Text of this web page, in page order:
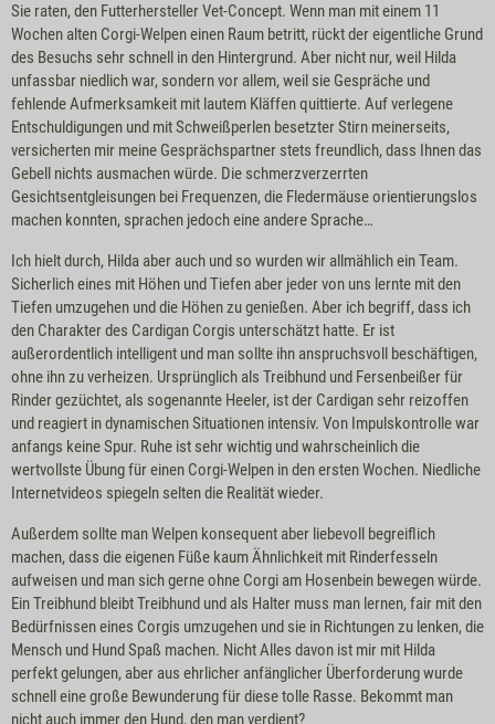
Sie raten, den Futterhersteller Vet-Concept. Wenn man mit einem 11
Wochen alten Corgi-Welpen einen Raum betritt, rückt der eigentliche Grund
des Besuchs sehr schnell in den Hintergrund. Aber nicht nur, weil Hilda
unfassbar niedlich war, sondern vor allem, weil sie Gespräche und
fehlende Aufmerksamkeit mit lautem Kläffen quittierte. Auf verlegene
Entschuldigungen und mit Schweißperlen besetzter Stirn meinerseits,
versicherten mir meine Gesprächspartner stets freundlich, dass Ihnen das
Gebell nichts ausmachen würde. Die schmerzverzerrten
Gesichtsentgleisungen bei Frequenzen, die Fledermäuse orientierungslos
machen konnten, sprachen jedoch eine andere Sprache…
Ich hielt durch, Hilda aber auch und so wurden wir allmählich ein Team.
Sicherlich eines mit Höhen und Tiefen aber jeder von uns lernte mit den
Tiefen umzugehen und die Höhen zu genießen. Aber ich begriff, dass ich
den Charakter des Cardigan Corgis unterschätzt hatte. Er ist
außerordentlich intelligent und man sollte ihn anspruchsvoll beschäftigen,
ohne ihn zu verheizen. Ursprünglich als Treibhund und Fersenbeißer für
Rinder gezüchtet, als sogenannte Heeler, ist der Cardigan sehr reizoffen
und reagiert in dynamischen Situationen intensiv. Von Impulskontrolle war
anfangs keine Spur. Ruhe ist sehr wichtig und wahrscheinlich die
wertvollste Übung für einen Corgi-Welpen in den ersten Wochen. Niedliche
Internetvideos spiegeln selten die Realität wieder.
Außerdem sollte man Welpen konsequent aber liebevoll begreiflich
machen, dass die eigenen Füße kaum Ähnlichkeit mit Rinderfesseln
aufweisen und man sich gerne ohne Corgi am Hosenbein bewegen würde.
Ein Treibhund bleibt Treibhund und als Halter muss man lernen, fair mit den
Bedürfnissen eines Corgis umzugehen und sie in Richtungen zu lenken, die
Mensch und Hund Spaß machen. Nicht Alles davon ist mir mit Hilda
perfekt gelungen, aber aus ehrlicher anfänglicher Überforderung wurde
schnell eine große Bewunderung für diese tolle Rasse. Bekommt man
nicht auch immer den Hund, den man verdient?